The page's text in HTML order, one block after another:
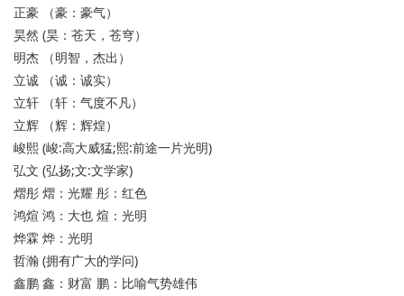
正豪 （豪：豪气）
昊然 (昊：苍天，苍穹）
明杰 （明智，杰出）
立诚 （诚：诚实）
立轩 （轩：气度不凡）
立辉 （辉：辉煌）
峻熙 (峻:高大威猛;熙:前途一片光明)
弘文 (弘扬;文:文学家)
熠彤 熠：光耀 彤：红色
鸿煊 鸿：大也 煊：光明
烨霖 烨：光明
哲瀚 (拥有广大的学问)
鑫鹏 鑫：财富 鹏：比喻气势雄伟